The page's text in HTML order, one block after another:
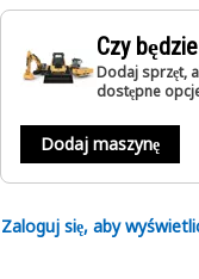
Czy
Dodaj sprzęt,
dostępne
Dodaj maszynę
Zaloguj się, aby